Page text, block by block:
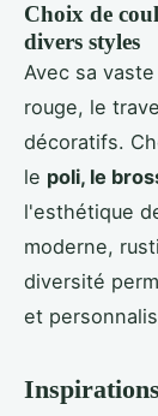
Choix de
divers styles
Avec sa
rouge, le
décoratifs.
le poli, le
l'esthétique
moderne,
diversité
et